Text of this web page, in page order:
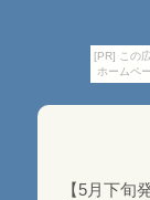
[PR] この
ホームペ
【5月下旬